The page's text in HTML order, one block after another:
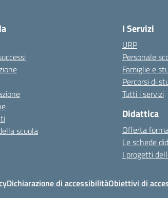
scuola
I Servizi
URP
Personale
Famiglie e
Percorsi di
Tutti i servizi
Didattica
Offerta
Le schede
I progetti
Dichiarazione di accessibilitàObiettivi di